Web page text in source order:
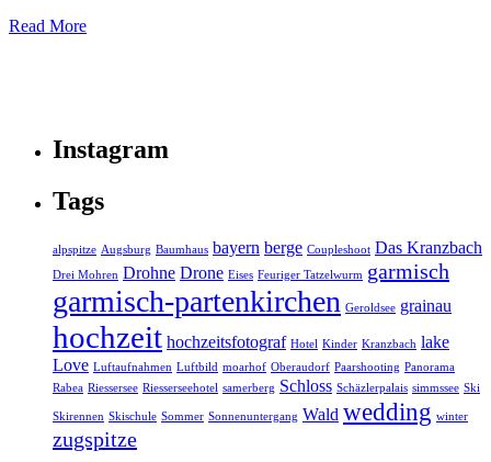
Read More
Instagram
Tags
alpspitze Augsburg Baumhaus bayern berge Coupleshoot Das Kranzbach
Drei Mohren Drohne Drone Eises Feuriger Tatzelwurm garmisch
garmisch-partenkirchen Geroldsee grainau
hochzeit hochzeitsfotograf Hotel Kinder Kranzbach lake
Love Luftaufnahmen Luftbild moarhof Oberaudorf Paarshooting Panorama
Rabea Riessersee Riesserseehotel samerberg Schloss Schäzlerpalais simmssee Ski
Skirennen Skischule Sommer Sonnenuntergang Wald wedding winter
zugspitze